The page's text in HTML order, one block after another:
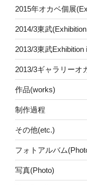
2015年オカベ個展
2014/3東武
2013/3東武Exhibition
2013/3ギャラリーオ
作品(works)
制作過程
その他(etc.)
フォトアルバム
写真(Photo)